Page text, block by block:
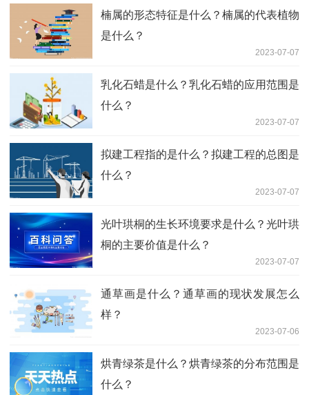
楠属的形态特征是什么？楠属的代表植物
是什么？
2023-07-07
乳化石蜡是什么？乳化石蜡的应用范围是
什么？
2023-07-07
拟建工程指的是什么？拟建工程的总图是
什么？
2023-07-07
光叶珙桐的生长环境要求是什么？光叶珙
桐的主要价值是什么？
2023-07-07
通草画是什么？通草画的现状发展怎么
样？
2023-07-06
烘青绿茶是什么？烘青绿茶的分布范围是
什么？